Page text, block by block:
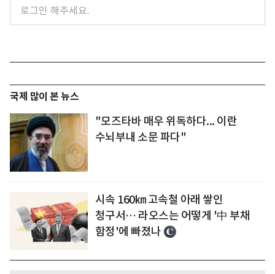
국제 많이 본 뉴스
"모즈타바 매우 위독하다... 이란
수뇌부내 소문 파다"
시속 160㎞ 고속철 아래 쌓인
청구서… 라오스는 어떻게 '中 부채
함정'에 빠졌나